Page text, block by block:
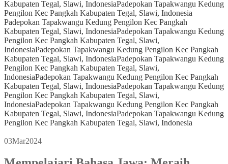
Kabupaten Tegal, Slawi, IndonesiaPadepokan Tapakwangu Kedung
Pengilon Kec Pangkah Kabupaten Tegal, Slawi, Indonesia
Padepokan Tapakwangu Kedung Pengilon Kec Pangkah
Kabupaten Tegal, Slawi, IndonesiaPadepokan Tapakwangu Kedung
Pengilon Kec Pangkah Kabupaten Tegal, Slawi,
IndonesiaPadepokan Tapakwangu Kedung Pengilon Kec Pangkah
Kabupaten Tegal, Slawi, IndonesiaPadepokan Tapakwangu Kedung
Pengilon Kec Pangkah Kabupaten Tegal, Slawi,
IndonesiaPadepokan Tapakwangu Kedung Pengilon Kec Pangkah
Kabupaten Tegal, Slawi, IndonesiaPadepokan Tapakwangu Kedung
Pengilon Kec Pangkah Kabupaten Tegal, Slawi,
IndonesiaPadepokan Tapakwangu Kedung Pengilon Kec Pangkah
Kabupaten Tegal, Slawi, IndonesiaPadepokan Tapakwangu Kedung
Pengilon Kec Pangkah Kabupaten Tegal, Slawi, Indonesia
03Mar2024